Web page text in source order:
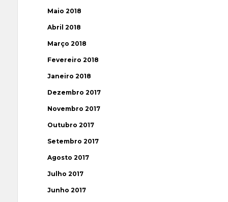
Maio 2018
Abril 2018
Março 2018
Fevereiro 2018
Janeiro 2018
Dezembro 2017
Novembro 2017
Outubro 2017
Setembro 2017
Agosto 2017
Julho 2017
Junho 2017